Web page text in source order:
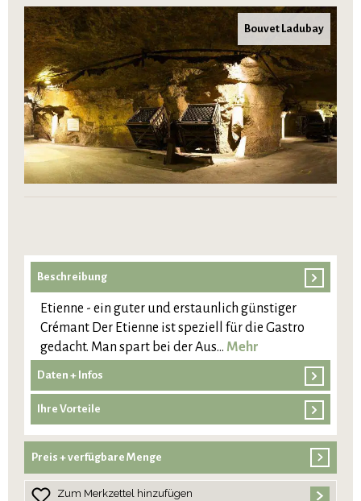
Bouvet Ladubay
Beschreibung
Etienne - ein guter und erstaunlich günstiger
Crémant Der Etienne ist speziell für die Gastro
gedacht. Man spart bei der Aus… Mehr
Daten + Infos
Ihre Vorteile
Preis + verfügbare Menge
Zum Merkzettel hinzufügen